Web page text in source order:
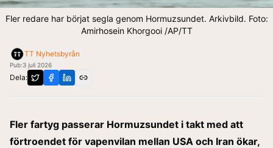
Fler redare har börjat segla genom Hormuzsundet. Arkivbild. Foto:
Amirhosein Khorgooi /AP/TT
TT Nyhetsbyrån
Pub:3 juli 2026
Dela:
Fler fartyg passerar Hormuzsundet i takt med att
förtroendet för vapenvilan mellan USA och Iran ökar,